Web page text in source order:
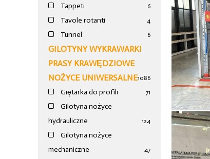
Tappeti 6
Tavole rotanti 4
Tunnel 6
GILOTYNY WYKRAWARKI
PRASY KRAWĘDZIOWE
NOŻYCE UNIWERSALNE1086
Giętarka do profili 71
Gilotyna nożyce
hydrauliczne
124
Gilotyna nożyce
mechaniczne
47